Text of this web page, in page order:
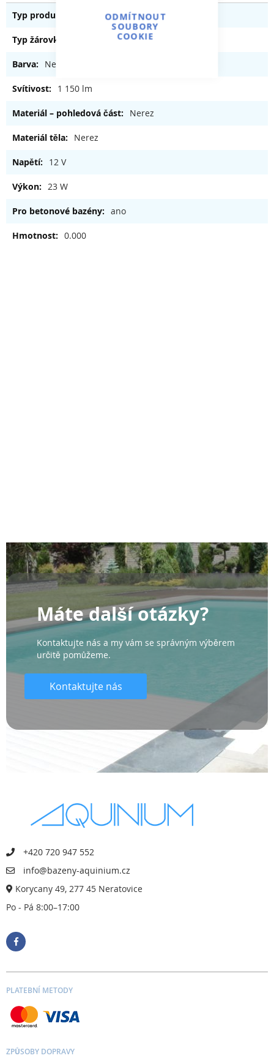
ODMÍTNOUT
SOUBORY
COOKIE
Bazénové světlo
Nerez
1 150 lm
Nerez
Nerez
12 V
23 W
ano
0.000
Máte další otázky?
Kontaktujte nás a my vám se správným výběrem
určitě pomůžeme.
Kontaktujte nás
+420 720 947 552
info@bazeny-aquinium.cz
Korycany 49, 277 45 Neratovice
Po - Pá 8:00–17:00
PLATEBNÍ METODY
ZPŮSOBY DOPRAVY